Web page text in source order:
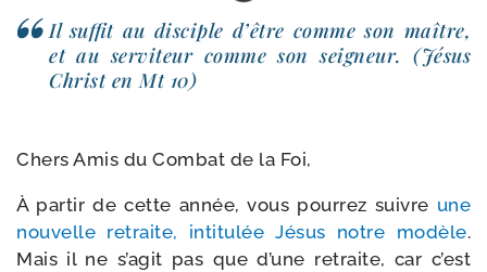
Il suf­fit au dis­ciple d’être comme son maître,
et au ser­vi­teur comme son sei­gneur. (Jésus
Christ en Mt 10)
Chers Amis du Combat de la Foi,
À par­tir de cette année, vous pour­rez suivre une
nou­velle retraite, inti­tu­lée Jésus notre modèle.
Mais il ne s’agit pas que d’une retraite, car c’est